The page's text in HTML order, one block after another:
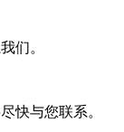
们。
快与您联系。